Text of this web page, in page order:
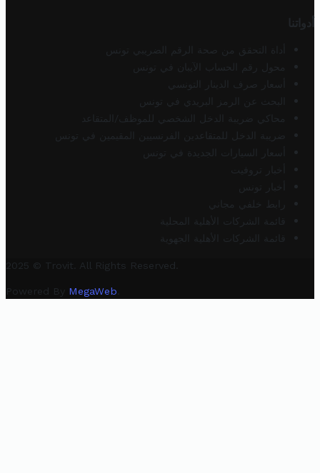
أدواتنا
أداة التحقق من صحة الرقم الضريبي تونس
محول رقم الحساب الآيبان في تونس
أسعار صرف الدينار التونسي
البحث عن الرمز البريدي في تونس
محاكي ضريبة الدخل الشخصي للموظف/المتقاعد
ضريبة الدخل للمتقاعدين الفرنسيين المقيمين في تونس
أسعار السيارات الجديدة في تونس
أخبار تروفيت
أخبار تونس
رابط خلفي مجاني
قائمة الشركات الأهلية المحلية
قائمة الشركات الأهلية الجهوية
2025 © Trovit. All Rights Reserved.
Powered By MegaWeb